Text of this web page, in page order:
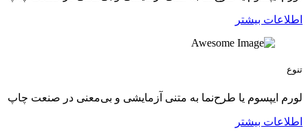
اطلاعات بیشتر
تنوع
لورم ایپسوم یا طرح‌نما به متنی آزمایشی و بی‌معنی در صنعت چاپ
اطلاعات بیشتر